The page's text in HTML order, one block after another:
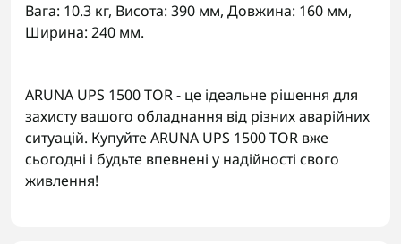
Вага: 10.3 кг, Висота: 390 мм, Довжина: 160 мм,
Ширина: 240 мм.
ARUNA UPS 1500 TOR - це ідеальне рішення для
захисту вашого обладнання від різних аварійних
ситуацій. Купуйте ARUNA UPS 1500 TOR вже
сьогодні і будьте впевнені у надійності свого
живлення!